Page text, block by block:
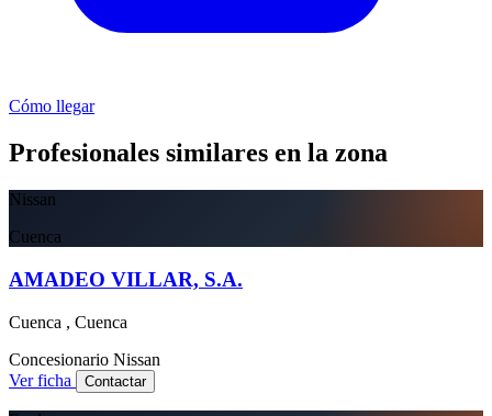
Cómo llegar
Profesionales similares en la zona
Nissan
Cuenca
AMADEO VILLAR, S.A.
Cuenca , Cuenca
Concesionario Nissan
Ver ficha
Contactar